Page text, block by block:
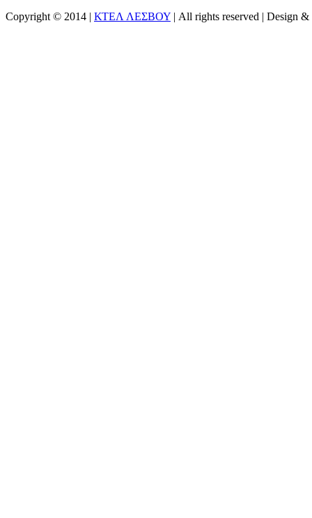
Copyright © 2014 | ΚΤΕΛ ΛΕΣΒΟΥ | All rights reserved | Design &